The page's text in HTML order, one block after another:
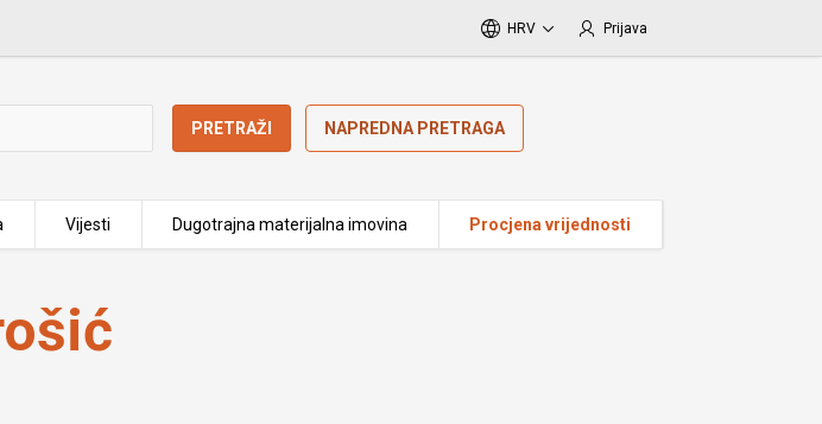
HRV Prijava
PRETRAŽI NAPREDNA PRETRAGA
Vijesti Dugotrajna materijalna imovina Procjena vrijednosti